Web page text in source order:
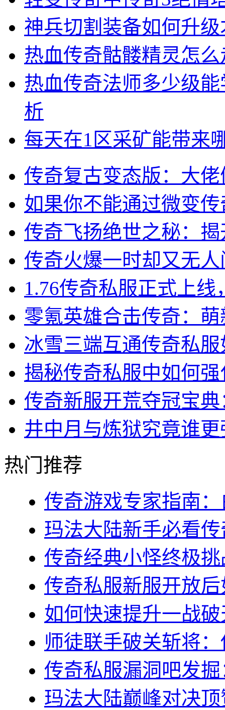
神兵切割装备如何升
热血传奇骷髅精灵怎
热血传奇法师多少级
析
每天在1区采矿能带来
传奇复古变态版：大
如果你不能通过微变
传奇飞扬绝世之秘：
传奇火爆一时却又无
1.76传奇私服正式上
零氪英雄合击传奇：
冰雪三端互通传奇私
揭秘传奇私服中如何
传奇新服开荒夺冠宝
井中月与炼狱究竟谁
热门推荐
传奇游戏专家指南
玛法大陆新手必看
传奇经典小怪终极
传奇私服新服开放
如何快速提升一战
师徒联手破关斩将
传奇私服漏洞吧发
玛法大陆巅峰对决